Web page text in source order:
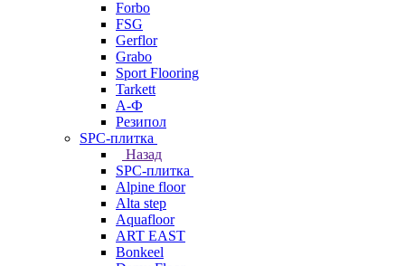
Forbo
FSG
Gerflor
Grabo
Sport Flooring
Tarkett
А-Ф
Резипол
SPC-плитка
Назад
SPC-плитка
Alpine floor
Alta step
Aquafloor
ART EAST
Bonkeel